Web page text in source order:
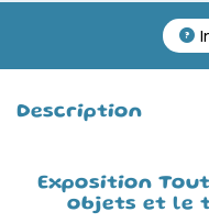
Description
Exposition
objets et le